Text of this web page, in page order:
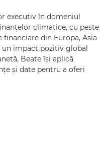
executiv în domeniul
climatice, cu peste
din Europa, Asia
un impact pozitiv global
Beate îşi aplică
şi date pentru a oferi